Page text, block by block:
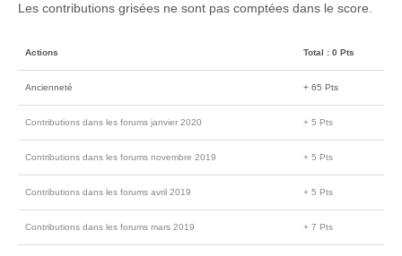
Les contributions grisées ne sont pas comptées dans le score.
Actions Total : 0 Pts
Ancienneté + 65 Pts
Contributions dans les forums janvier 2020 + 5 Pts
Contributions dans les forums novembre 2019 + 5 Pts
Contributions dans les forums avril 2019 + 5 Pts
Contributions dans les forums mars 2019 + 7 Pts